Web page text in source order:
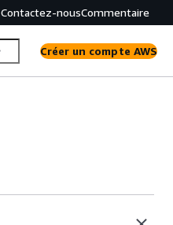
Contactez-nousCommentaire
Créer un compte AWS